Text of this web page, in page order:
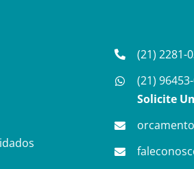
(21) 2281-
(21)
Solicite